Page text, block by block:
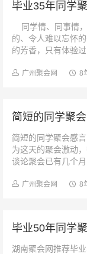
毕业35年同学
同学情、同事情
的、令人难以忘怀
的芳香，只有体验
广州聚会网 8
简短的同学聚
简短的同学聚会感
为这天的聚会激动
谈论聚会已有几个
广州聚会网 8
毕业50年同学
湖南聚会网推荐毕